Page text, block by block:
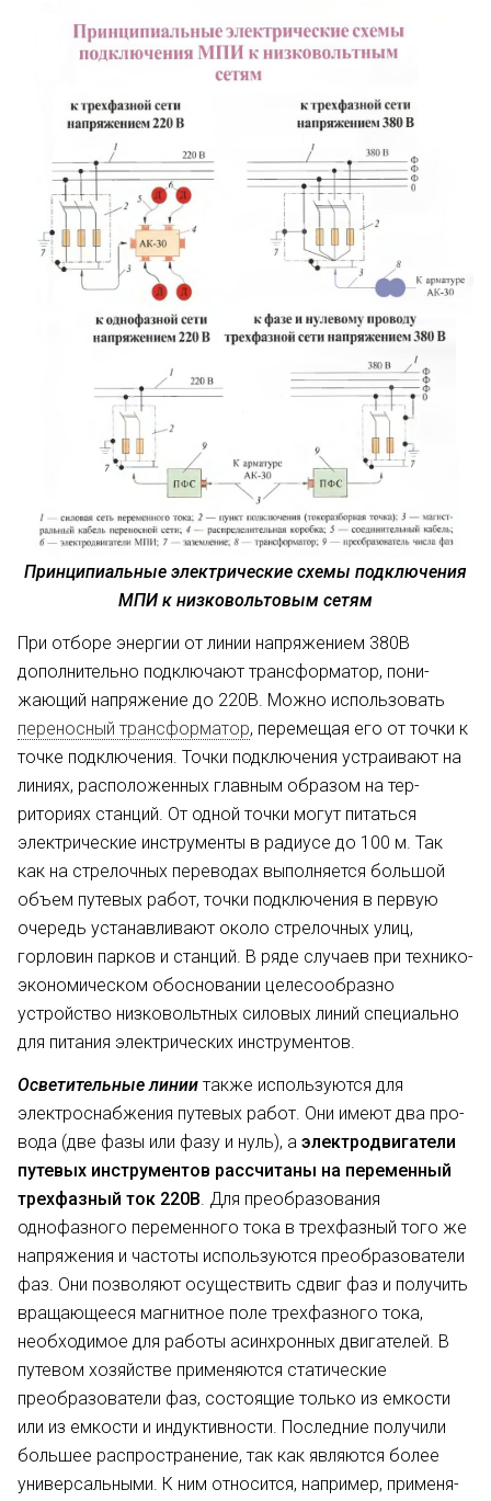
Принципиальные электрические схемы подключения
МПИ к низковольтовым сетям
При отборе энергии от линии на­пряжением 380В
дополнительно подключают трансформатор, пони­
жающий напряжение до 220В. Мож­но использовать
переносный транс­форматор, перемещая его от точки к
точке подключения. Точки подклю­чения устраивают на
линиях, распо­ложенных главным образом на тер­
риториях станций. От одной точки могут питаться
электрические инст­рументы в радиусе до 100 м. Так
как на стрелочных переводах выполня­ется большой
объем путевых работ, точки подключения в первую
оче­редь устанавливают около стрелоч­ных улиц,
горловин парков и стан­ций. В ряде случаев при технико-
эконо­мическом обосновании целесообраз­но
устройство низковольтных сило­вых линий специально
для питания электрических инструментов.
Осветительные линии также ис­пользуются для
электроснабжения путевых работ. Они имеют два про­
вода (две фазы или фазу и нуль), а электродвигатели
путевых инстру­ментов рассчитаны на переменный
трехфазный ток 220В. Для преобразова­ния
однофазного переменного тока в трехфазный того же
напряжения и частоты используются преобразова­тели
фаз. Они позволяют осущест­вить сдвиг фаз и получить
вращаю­щееся магнитное поле трехфазного тока,
необходимое для работы асин­хронных двигателей. В
путевом хо­зяйстве применяются статические
преобразователи фаз, состоящие только из емкости
или из емкости и индуктивности. Последние получили
большее распространение, так как являются более
универсальными. К ним относится, например, применя­